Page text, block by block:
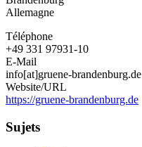
Allemagne
Téléphone
+49 331 97931-10
E-Mail
info[at]gruene-brandenburg.de
Website/URL
https://gruene-brandenburg.de
Sujets